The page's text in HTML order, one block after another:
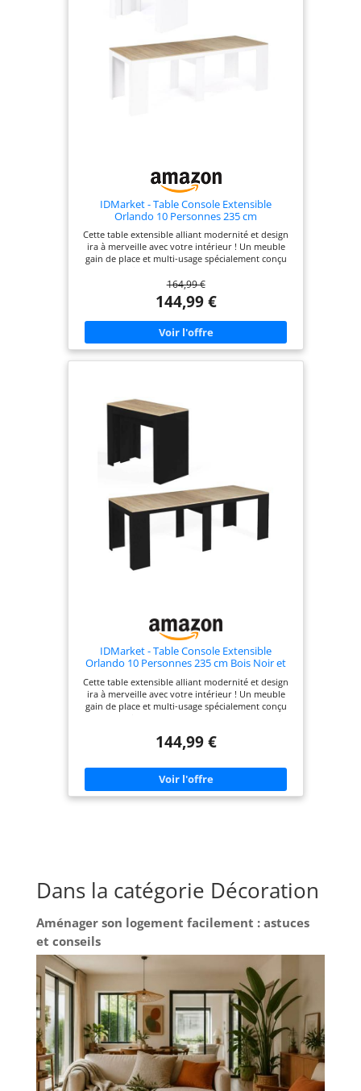
IDMarket - Table Console Extensible
Orlando 10 Personnes 235 cm
Cette table extensible alliant modernité et design
ira à merveille avec votre intérieur ! Un meuble
gain de place et multi-usage spécialement conçu
office de table à manger pour 10 personnes ou de
console d'entrée Grâce à ses 4 rallonges de 47 cm
de long, passez en un instant d'une fonctionnalité
à l'autre Dim. globales : Longueur 90 - 235 x
largeur 45 - 90 x Hauteur 75 cm. Capacité 10
personnes
164,99 €
144,99 €
IDMarket - Table Console Extensible
Orlando 10 Personnes 235 cm Bois Noir et
Cette table extensible alliant modernité et design
ira à merveille avec votre intérieur ! Un meuble
gain de place et multi-usage spécialement conçu
console d'entrée ! Grâce à ses 4 rallonges de 47 cm
à l'autre. Dim. globales : Longueur 235 - 90 x
largeur 90 - 47 x Hauteur 75 cm. Capacité 10
personnes.
144,99 €
Dans la catégorie Décoration
Aménager son logement facilement : astuces
et conseils